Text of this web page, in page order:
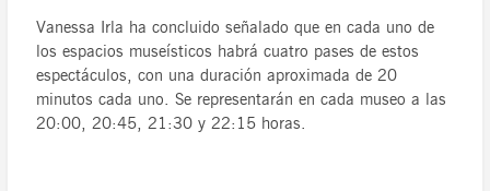
Vanessa Irla ha concluido señalado que en cada uno de
los espacios museísticos habrá cuatro pases de estos
espectáculos, con una duración aproximada de 20
minutos cada uno. Se representarán en cada museo a las
20:00, 20:45, 21:30 y 22:15 horas.